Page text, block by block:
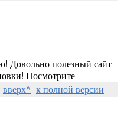
Довольно полезный сайт
Посмотрите
вверх^ к полной версии